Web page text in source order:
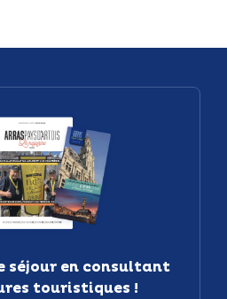
séjour en consultant
touristiques !